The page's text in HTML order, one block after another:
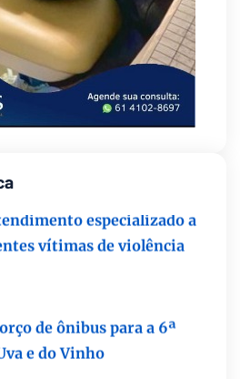
transformam o Wi-Fi
e novas receitas
legado de Augusto
Brasília
especializado a
de ônibus para a 6ª
e do Vinho
terão o fornecimento